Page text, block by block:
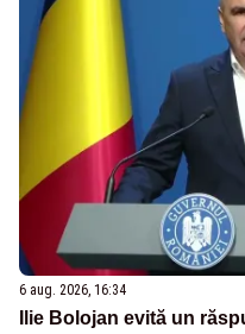
6 aug. 2026, 16:34
Ilie Bolojan evită un